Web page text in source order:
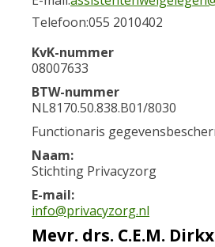
Telefoon:055 2010402
KvK-nummer
08007633
BTW-nummer
NL8170.50.838.B01/8030
Functionaris
Naam:
Stichting Privacyzorg
E-mail:
info@privacyzorg.nl
Mevr. drs. C.E.M. Dirkx